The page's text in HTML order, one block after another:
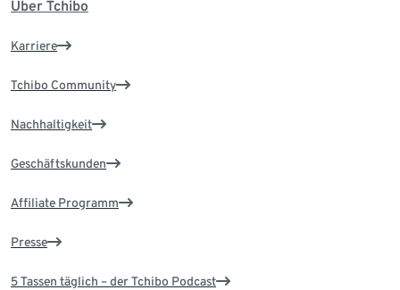
Über Tchibo
Karriere
Tchibo Community
Nachhaltigkeit
Geschäftskunden
Affiliate Programm
Presse
5 Tassen täglich – der Tchibo Podcast